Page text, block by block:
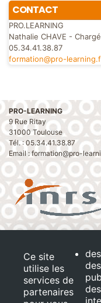
CONTACT
PRO.LEARNING
Nathalie CHAVE -
05.34.41.38.87
formation@pro-
PRO-LEARNING
9 Rue Ritay
31000 Toulouse
Tél. : 05.34.41.38.87
Email : formation@pro-
Les Tables de la
Restauration :En savoir plus
Ce site
utilise les
services de
partenaires
des